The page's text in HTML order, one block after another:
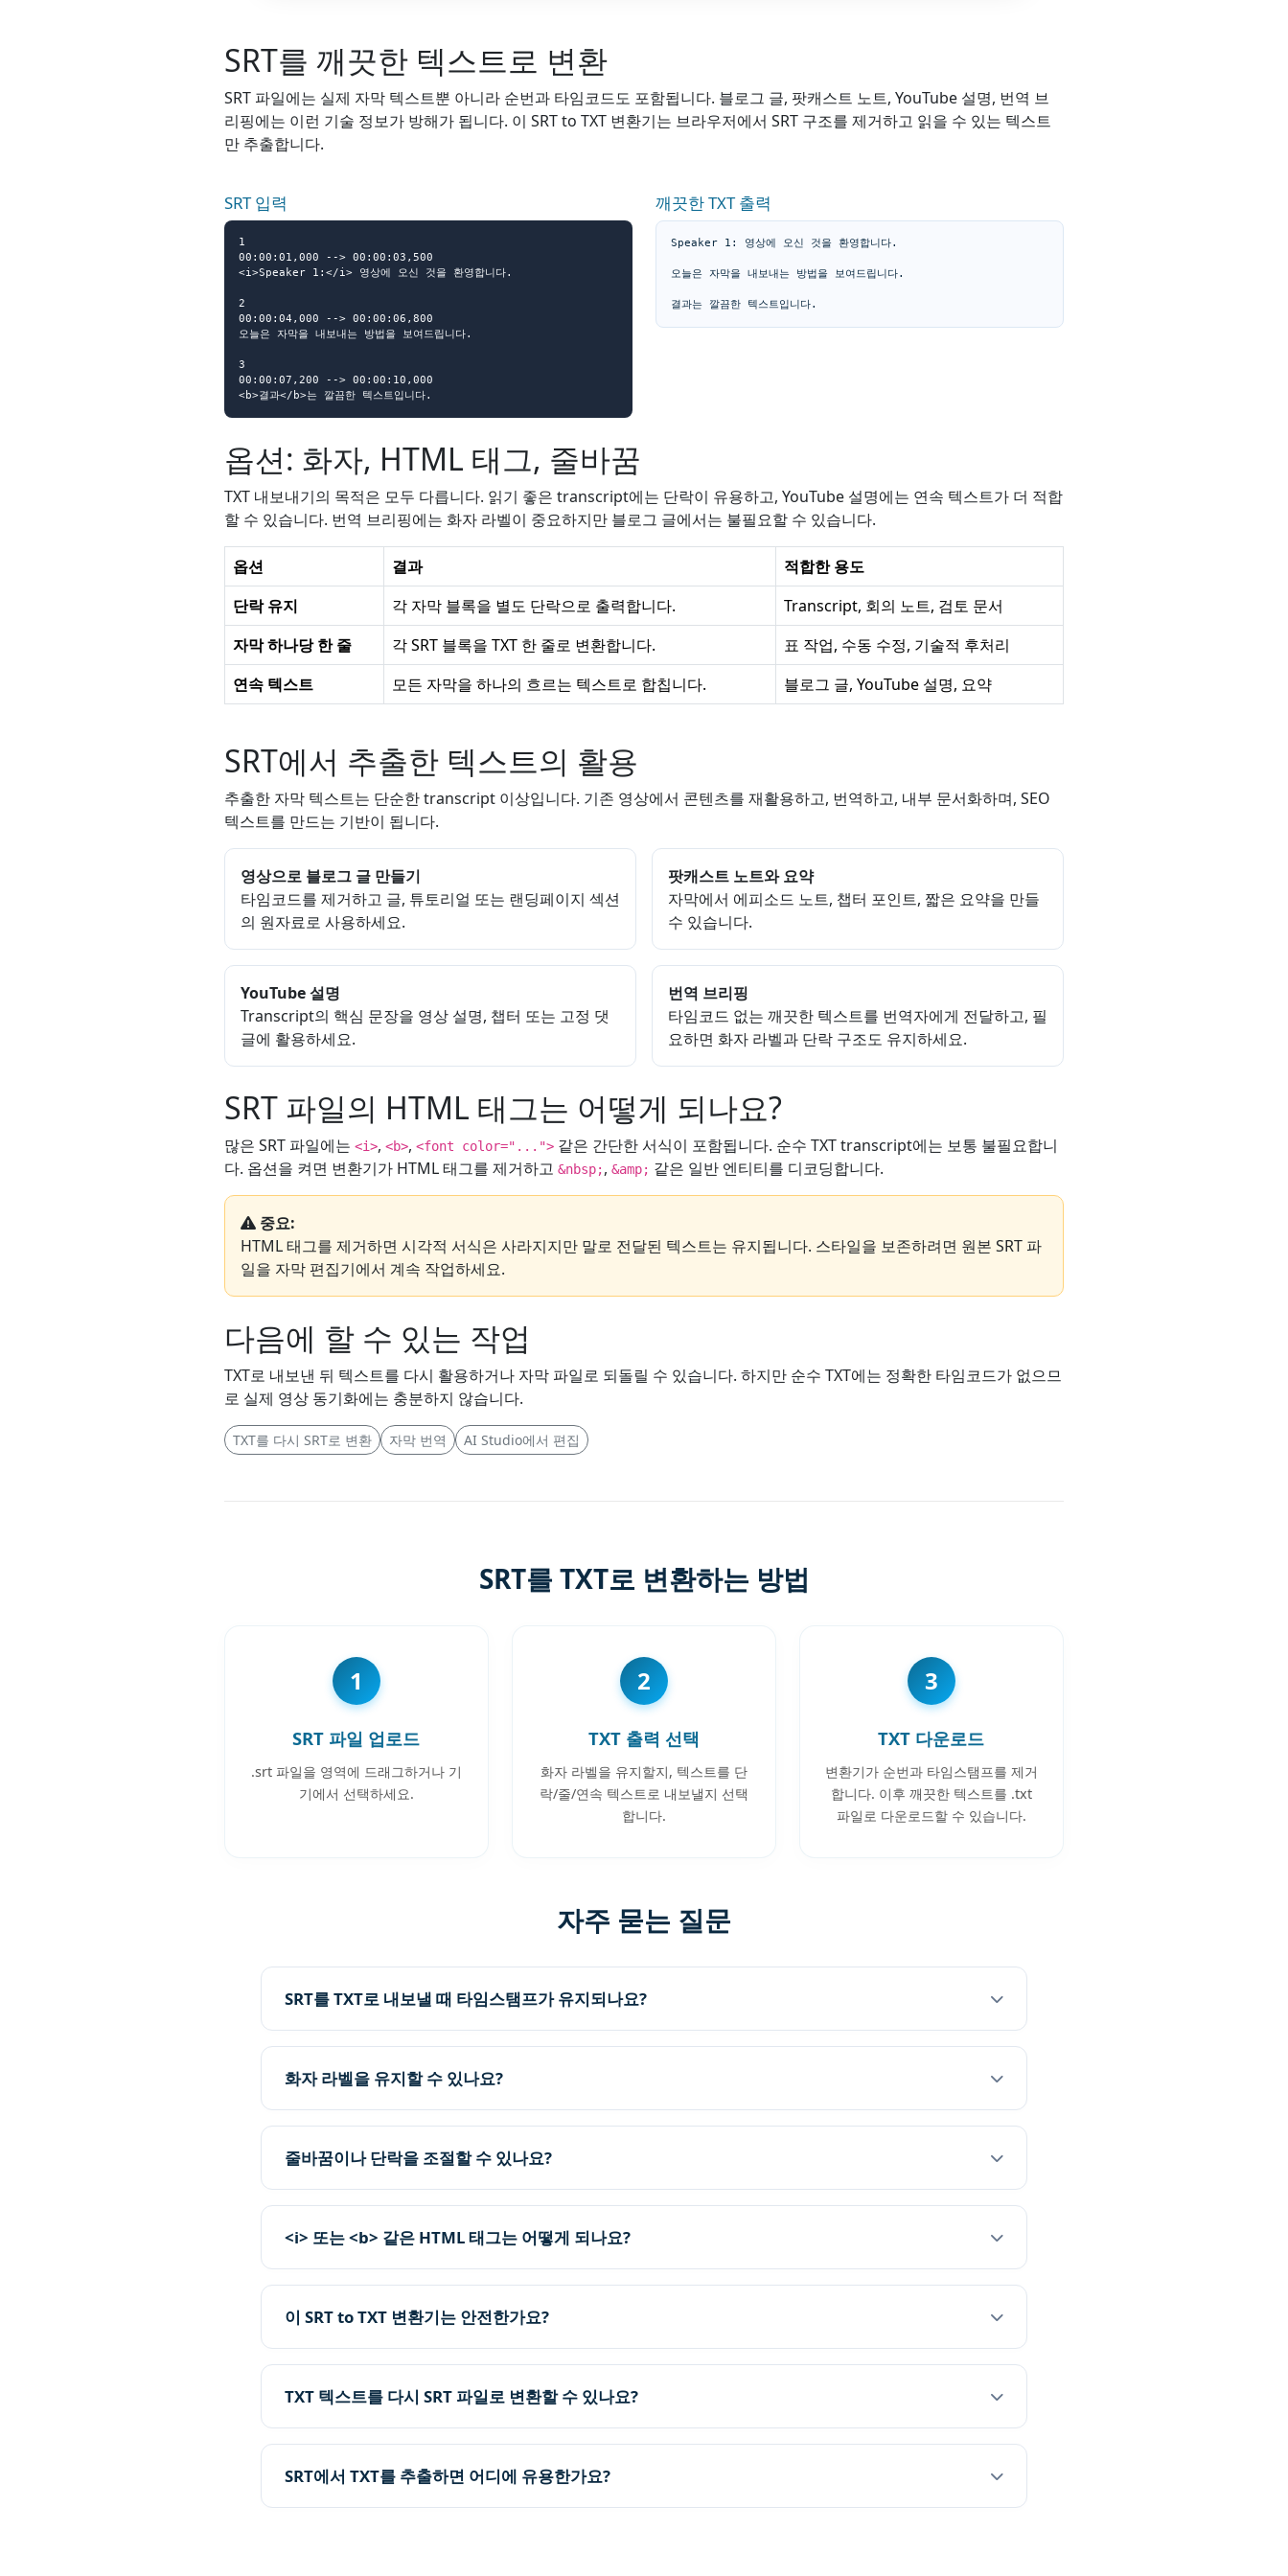
SRT를 깨끗한 텍스트로 변환
SRT 파일에는 실제 자막 텍스트뿐 아니라 순번과 타임코드도 포함됩니다. 블로그 글, 팟캐스트 노트, YouTube 설명, 번역 브
리핑에는 이런 기술 정보가 방해가 됩니다. 이 SRT to TXT 변환기는 브라우저에서 SRT 구조를 제거하고 읽을 수 있는 텍스트
만 추출합니다.
SRT 입력
1
00:00:01,000 --> 00:00:03,500
<i>Speaker 1:</i> 영상에 오신 것을 환영합니다.
2
00:00:04,000 --> 00:00:06,800
오늘은 자막을 내보내는 방법을 보여드립니다.
3
00:00:07,200 --> 00:00:10,000
<b>결과</b>는 깔끔한 텍스트입니다.
깨끗한 TXT 출력
Speaker 1: 영상에 오신 것을 환영합니다.
오늘은 자막을 내보내는 방법을 보여드립니다.
결과는 깔끔한 텍스트입니다.
옵션: 화자, HTML 태그, 줄바꿈
TXT 내보내기의 목적은 모두 다릅니다. 읽기 좋은 transcript에는 단락이 유용하고, YouTube 설명에는 연속 텍스트가 더 적합
할 수 있습니다. 번역 브리핑에는 화자 라벨이 중요하지만 블로그 글에서는 불필요할 수 있습니다.
옵션 결과
적합한 용도
단락 유지
각 자막 블록을 별도 단락으로 출력합니다.
Transcript, 회의 노트, 검토 문서
자막 하나당 한 줄
각 SRT 블록을 TXT 한 줄로 변환합니다.
표 작업, 수동 수정, 기술적 후처리
연속 텍스트
모든 자막을 하나의 흐르는 텍스트로 합칩니다. 블로그 글, YouTube 설명, 요약
SRT에서 추출한 텍스트의 활용
추출한 자막 텍스트는 단순한 transcript 이상입니다. 기존 영상에서 콘텐츠를 재활용하고, 번역하고, 내부 문서화하며, SEO
텍스트를 만드는 기반이 됩니다.
영상으로 블로그 글 만들기
타임코드를 제거하고 글, 튜토리얼 또는 랜딩페이지 섹션
의 원자료로 사용하세요.
팟캐스트 노트와 요약
자막에서 에피소드 노트, 챕터 포인트, 짧은 요약을 만들
수 있습니다.
YouTube 설명
Transcript의 핵심 문장을 영상 설명, 챕터 또는 고정 댓
글에 활용하세요.
번역 브리핑
타임코드 없는 깨끗한 텍스트를 번역자에게 전달하고, 필
요하면 화자 라벨과 단락 구조도 유지하세요.
SRT 파일의 HTML 태그는 어떻게 되나요?
많은 SRT 파일에는 <i>, <b>, <font color="..."> 같은 간단한 서식이 포함됩니다. 순수 TXT transcript에는 보통 불필요합니
다. 옵션을 켜면 변환기가 HTML 태그를 제거하고 &nbsp;, &amp; 같은 일반 엔티티를 디코딩합니다.
중요:
HTML 태그를 제거하면 시각적 서식은 사라지지만 말로 전달된 텍스트는 유지됩니다. 스타일을 보존하려면 원본 SRT 파
일을 자막 편집기에서 계속 작업하세요.
다음에 할 수 있는 작업
TXT로 내보낸 뒤 텍스트를 다시 활용하거나 자막 파일로 되돌릴 수 있습니다. 하지만 순수 TXT에는 정확한 타임코드가 없으므
로 실제 영상 동기화에는 충분하지 않습니다.
TXT를 다시 SRT로 변환 자막 번역 AI Studio에서 편집
SRT를 TXT로 변환하는 방법
1
SRT 파일 업로드
.srt 파일을 영역에 드래그하거나 기
기에서 선택하세요.
2
TXT 출력 선택
화자 라벨을 유지할지, 텍스트를 단
락/줄/연속 텍스트로 내보낼지 선택
합니다.
3
TXT 다운로드
변환기가 순번과 타임스탬프를 제거
합니다. 이후 깨끗한 텍스트를 .txt
파일로 다운로드할 수 있습니다.
자주 묻는 질문
SRT를 TXT로 내보낼 때 타임스탬프가 유지되나요?
화자 라벨을 유지할 수 있나요?
줄바꿈이나 단락을 조절할 수 있나요?
<i> 또는 <b> 같은 HTML 태그는 어떻게 되나요?
이 SRT to TXT 변환기는 안전한가요?
TXT 텍스트를 다시 SRT 파일로 변환할 수 있나요?
SRT에서 TXT를 추출하면 어디에 유용한가요?